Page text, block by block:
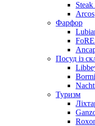
Arcos
Фарфор
Посуд із
Туризм